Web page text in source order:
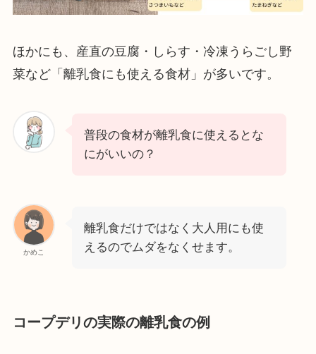
ほかにも、産直の豆腐・しらす・冷凍うらごし野
菜など「離乳食にも使える食材」が多いです。
普段の食材が離乳食に使えるとな
にがいいの？
かめこ
離乳食だけではなく大人用にも使
えるのでムダをなくせます。
コープデリの実際の離乳食の例